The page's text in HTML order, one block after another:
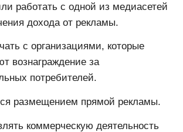
работать с одной из медиасетей
дохода от рекламы.
с организациями, которые
вознаграждение за
потребителей.
размещением прямой рекламы.
коммерческую деятельность